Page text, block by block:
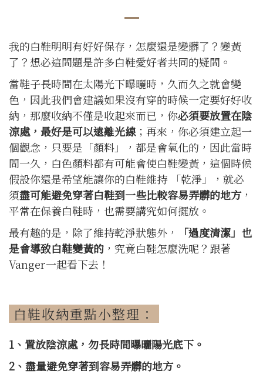
我的白鞋明明有好好保存，怎麼還是變髒了？變黃
了？想必這問題是許多白鞋愛好者共同的疑問。
當鞋子長時間在太陽光下曝曬時，久而久之就會變
色，因此我們會建議如果沒有穿的時候一定要好好收
納，那麼收納不僅是收起來而已，你必須要放置在陰
涼處，最好是可以遠離光線；再來，你必須建立起一
個觀念，只要是「顏料」，都是會氧化的，因此當時
間一久，白色顏料都有可能會使白鞋變黃，這個時候
假設你還是希望能讓你的白鞋維持 「乾淨」，就必
須盡可能避免穿著白鞋到一些比較容易弄髒的地方，
平常在保養白鞋時，也需要講究如何擺放。
最有趣的是，除了維持乾淨狀態外，
「過度清潔」也
是會導致白鞋變黃的 ，究竟白鞋怎麼洗呢？跟著
Vanger一起看下去！
白鞋收納重點小整理：
1、置放陰涼處，勿長時間曝曬陽光底下。
2、盡量避免穿著到容易弄髒的地方。